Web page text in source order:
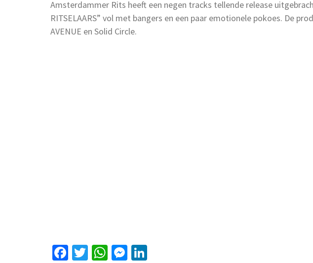
Amsterdammer Rits heeft een negen tracks tellende release
RITSELAARS” vol met bangers en een paar emotionele pokoes. De
AVENUE en Solid Circle.
Facebook
Twitter
WhatsApp
Messenger